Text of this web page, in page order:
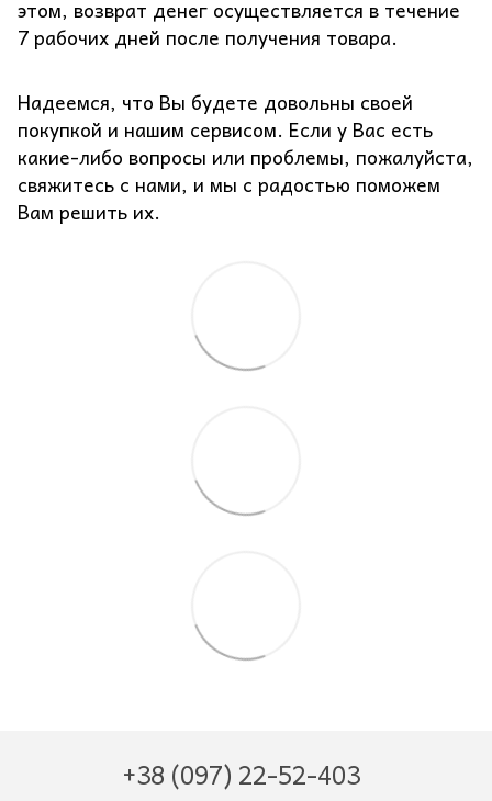
этом, возврат денег осуществляется в течение
7 рабочих дней после получения товара.
Надеемся, что Вы будете довольны своей
покупкой и нашим сервисом. Если у Вас есть
какие-либо вопросы или проблемы, пожалуйста,
свяжитесь с нами, и мы с радостью поможем
Вам решить их.
+38 (097) 22-52-403